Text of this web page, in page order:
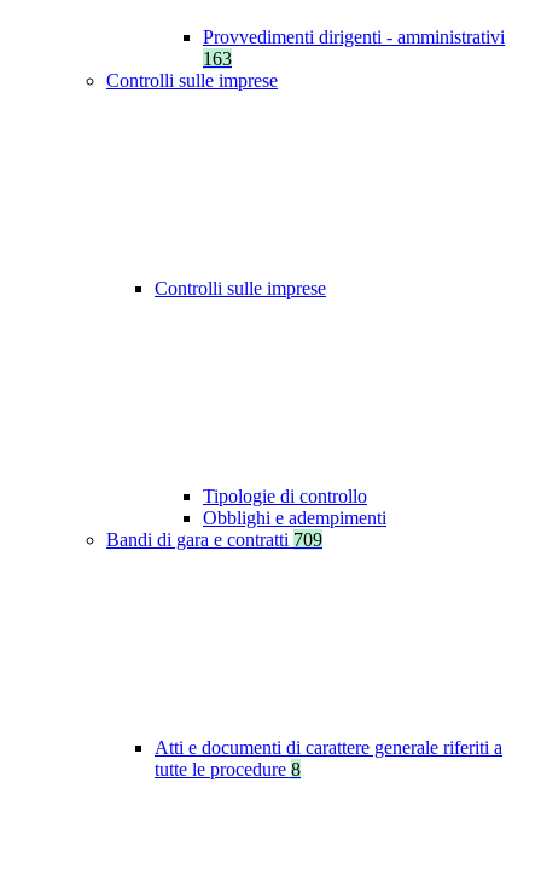
Provvedimenti dirigenti - amministrativi
163
Controlli sulle imprese
Controlli sulle imprese
Tipologie di controllo
Obblighi e adempimenti
Bandi di gara e contratti 709
Atti e documenti di carattere generale riferiti a
tutte le procedure 8